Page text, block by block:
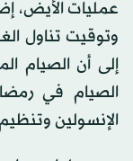
عمليات الأيض،
وتوقيت تناول
إلى أن الصيام
الصيام في
الإنسولين